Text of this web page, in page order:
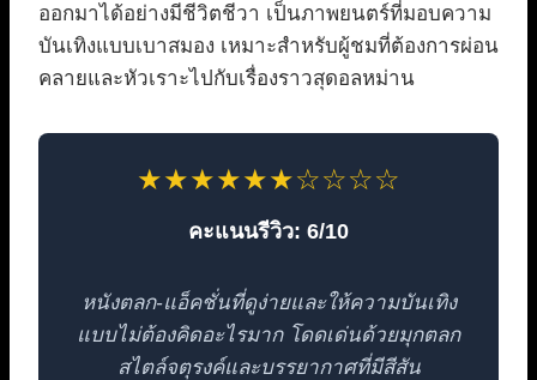
ออกมาได้อย่างมีชีวิตชีวา เป็นภาพยนตร์ที่มอบความ
บันเทิงแบบเบาสมอง เหมาะสำหรับผู้ชมที่ต้องการผ่อน
คลายและหัวเราะไปกับเรื่องราวสุดอลหม่าน
★★★★★★☆☆☆☆
คะแนนรีวิว: 6/10
หนังตลก-แอ็คชั่นที่ดูง่ายและให้ความบันเทิง
แบบไม่ต้องคิดอะไรมาก โดดเด่นด้วยมุกตลก
สไตล์จตุรงค์และบรรยากาศที่มีสีสัน